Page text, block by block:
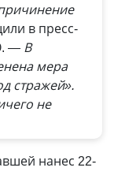
в пресс-
— В
мера
стражей».
не
нанес 22-